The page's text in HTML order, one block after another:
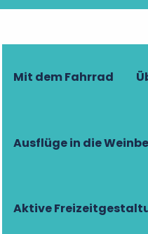
Mit dem Fahrrad
Ausflüge in die
Aktive